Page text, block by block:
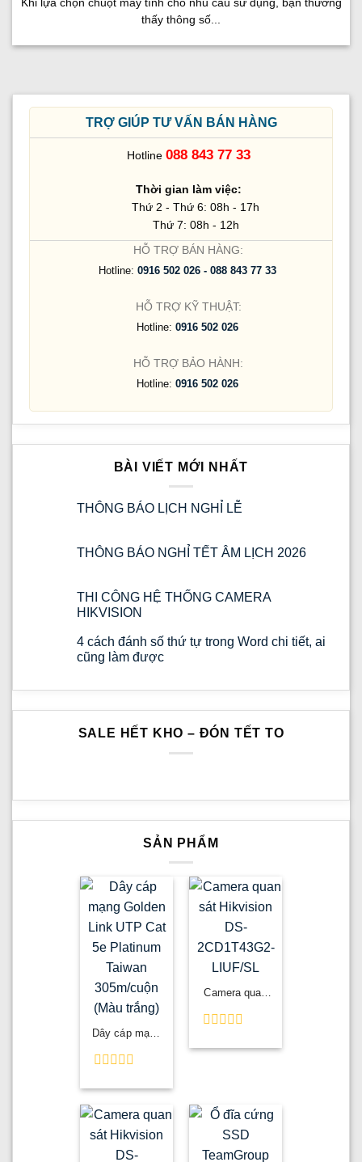
Khi lựa chọn chuột máy tính cho nhu cầu sử dụng, bạn thường
thấy thông số...
TRỢ GIÚP TƯ VẤN BÁN HÀNG
Hotline 088 843 77 33
Thời gian làm việc:
Thứ 2 - Thứ 6: 08h - 17h
Thứ 7: 08h - 12h
HỖ TRỢ BÁN HÀNG:
Hotline:0916 502 026 - 088 843 77 33
HỖ TRỢ KỸ THUẬT:
Hotline: 0916 502 026
HỖ TRỢ BẢO HÀNH:
Hotline: 0916 502 026
BÀI VIẾT MỚI NHẤT
THÔNG BÁO LỊCH NGHỈ LỄ
THÔNG BÁO NGHỈ TẾT ÂM LỊCH 2026
THI CÔNG HỆ THỐNG CAMERA
HIKVISION
4 cách đánh số thứ tự trong Word chi tiết, ai
cũng làm được
SALE HẾT KHO – ĐÓN TẾT TO
SẢN PHẨM
Dây cáp mạng
UTP Cat 5e
(Màu trắng)
xếp
0
5
sao
Camera quan
DS-
xếp
sao